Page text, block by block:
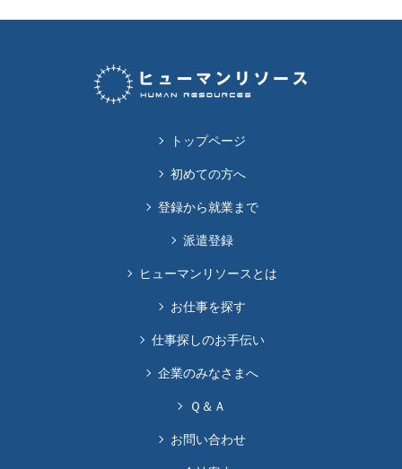
トップページ
初めての方へ
登録から就業まで
派遣登録
ヒューマンリソースとは
お仕事を探す
仕事探しのお手伝い
企業のみなさまへ
Ｑ＆Ａ
お問い合わせ